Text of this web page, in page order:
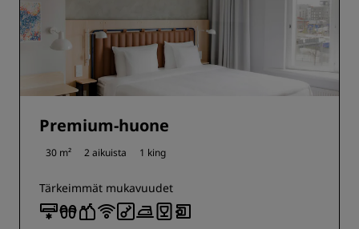
Premium-huone
30 m² 2 aikuista 1 king
Tärkeimmät mukavuudet